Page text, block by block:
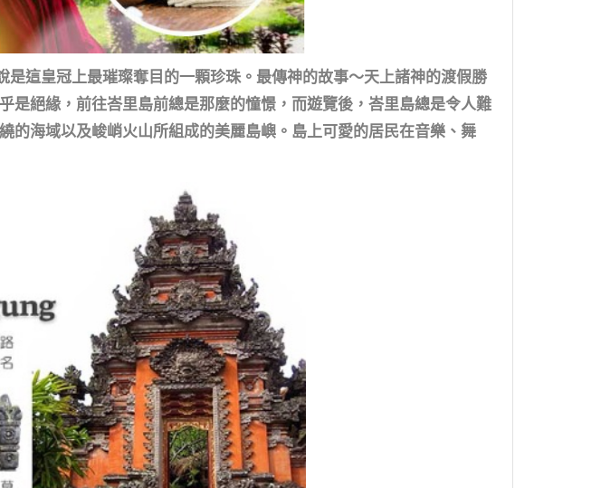
這皇冠上最璀璨奪目的一顆珍珠。最傳神的故事～天上諸神的渡假勝
是絕緣，前往峇里島前總是那麼的憧憬，而遊覽後，峇里島總是令人難
的海域以及峻峭火山所組成的美麗島嶼。島上可愛的居民在音樂、舞